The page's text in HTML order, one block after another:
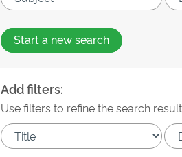
Start a new search
Add filters:
Use filters to refine the search